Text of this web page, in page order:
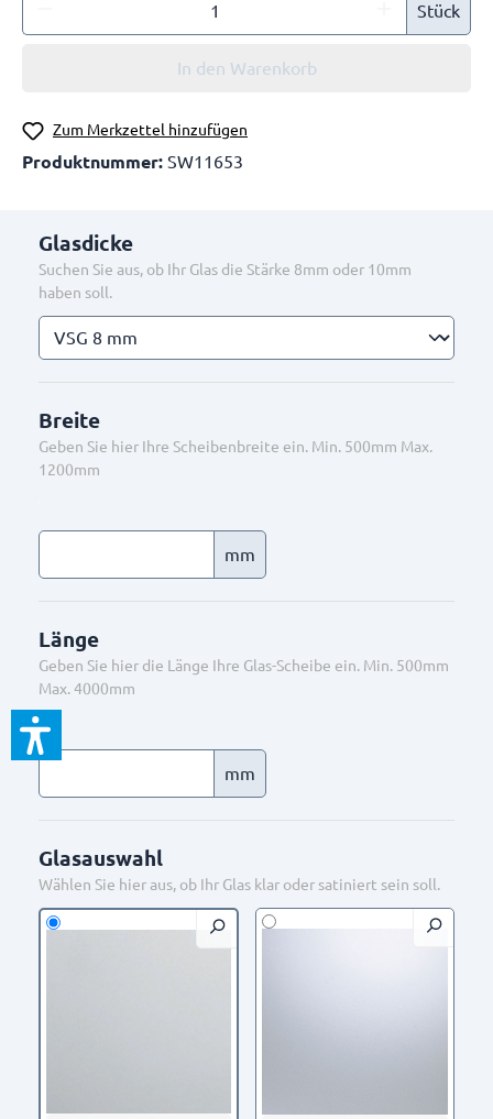
Stück
In den Warenkorb
Zum Merkzettel hinzufügen
Produktnummer: SW11653
Glasdicke
Suchen Sie aus, ob Ihr Glas die Stärke 8mm oder 10mm
haben soll.
Breite
Geben Sie hier Ihre Scheibenbreite ein. Min. 500mm Max.
1200mm
mm
Länge
Geben Sie hier die Länge Ihre Glas-Scheibe ein. Min. 500mm
Max. 4000mm
mm
Glasauswahl
Wählen Sie hier aus, ob Ihr Glas klar oder satiniert sein soll.